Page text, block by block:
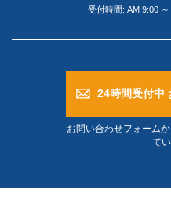
受付時間: AM 9:00 ～
24時間受付中
お問い合わせフォーム
てい